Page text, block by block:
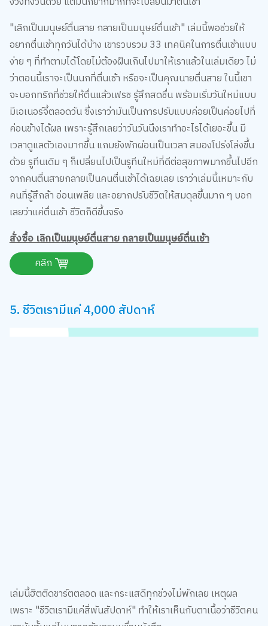
"เลิกเป็นมนุษย์ตื่นสาย กลายเป็นมนุษย์ตื่นเช้า" เล่มนี้พอช่วยให้
อยากตื่นเช้าทุกวันได้บ้าง เขารวบรวม 33 เทคนิคในการตื่นเช้าแบบ
ง่าย ๆ ที่ทำตามได้โดยไม่ต้องฝืนเกินไปมาให้เราแล้วในเล่มเดียว ไม่
ว่าตอนนี้เราจะเป็นนกที่ตื่นเช้า หรือจะเป็นคุณนายตื่นสาย ในนี้เขา
จะบอกทริกที่ช่วยให้ตื่นแล้วเฟรช รู้สึกสดชื่น พร้อมเริ่มวันใหม่แบบ
มีเอเนอร์จี้ตลอดวัน ซึ่งเราว่ามันเป็นการปรับแบบค่อยเป็นค่อยไปที่
ค่อนข้างได้ผล เพราะรู้สึกเลยว่าวันวันนึงเราทำอะไรได้เยอะขึ้น มี
เวลาดูแลตัวเองมากขึ้น แถมยังพักผ่อนเป็นเวลา สมองโปร่งโล่งขึ้น
ด้วย รูทีนเดิม ๆ ก็เปลี่ยนไปเป็นรูทีนใหม่ที่ดีต่อสุขภาพมากขึ้นไปอีก
จากคนตื่นสายกลายเป็นคนตื่นเช้าได้เฉยเลย เราว่าเล่มนี้เหมาะกับ
คนที่รู้สึกล้า อ่อนเพลีย และอยากปรับชีวิตให้สมดุลขึ้นมาก ๆ บอก
เลยว่าแค่ตื่นเช้า ชีวิตก็ดีขึ้นจริง
สั่งซื้อ เลิกเป็นมนุษย์ตื่นสาย กลายเป็นมนุษย์ตื่นเช้า
คลิก
5. ชีวิตเรามีแค่ 4,000 สัปดาห์
เล่มนี้ฮิตติดชาร์ตตลอด และกระแสดีทุกช่วงไม่พักเลย เหตุผล
เพราะ "ชีวิตเรามีแค่สี่พันสัปดาห์" ทำให้เราเห็นกับตาเนื้อว่าชีวิตคน
เรามันสั้นแค่ไหนจากตัวเลขบนชื่อหนังสือ